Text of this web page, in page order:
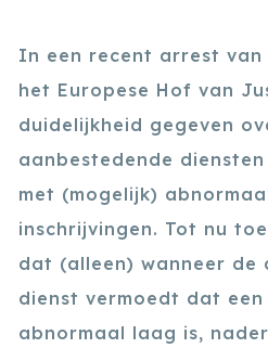
In een recent arrest van
het Europese Hof van
duidelijkheid gegeven
aanbestedende
met (mogelijk)
inschrijvingen. Tot nu
dat (alleen) wanneer de
dienst vermoedt dat een
abnormaal laag is,